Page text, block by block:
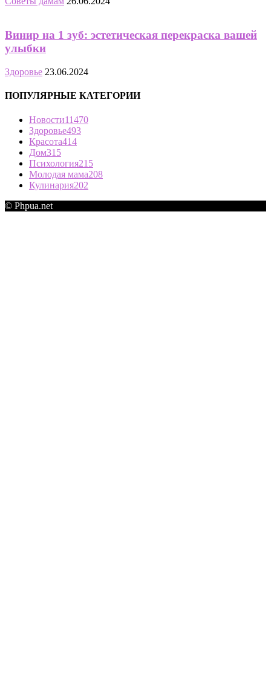
Винир на 1 зуб: эстетическая перекраска вашей
улыбки
Здоровье 23.06.2024
ПОПУЛЯРНЫЕ КАТЕГОРИИ
Новости11470
Здоровье493
Красота414
Дом315
Психология215
Молодая мама208
Кулинария202
© Phpua.net